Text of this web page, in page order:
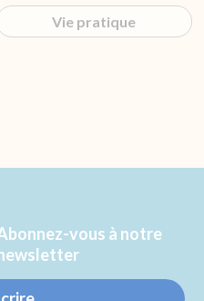
Vie pratique
vous à notre